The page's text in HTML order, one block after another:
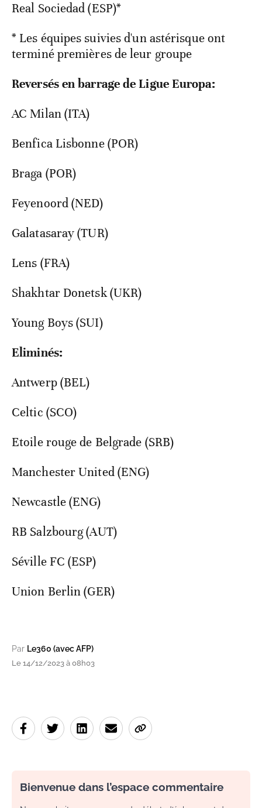
Real Sociedad (ESP)*
* Les équipes suivies d'un astérisque ont
terminé premières de leur groupe
Reversés en barrage de Ligue Europa:
AC Milan (ITA)
Benfica Lisbonne (POR)
Braga (POR)
Feyenoord (NED)
Galatasaray (TUR)
Lens (FRA)
Shakhtar Donetsk (UKR)
Young Boys (SUI)
Eliminés:
Antwerp (BEL)
Celtic (SCO)
Etoile rouge de Belgrade (SRB)
Manchester United (ENG)
Newcastle (ENG)
RB Salzbourg (AUT)
Séville FC (ESP)
Union Berlin (GER)
Par Le360 (avec AFP)
Le 14/12/2023 à 08h03
Bienvenue dans l’espace commentaire